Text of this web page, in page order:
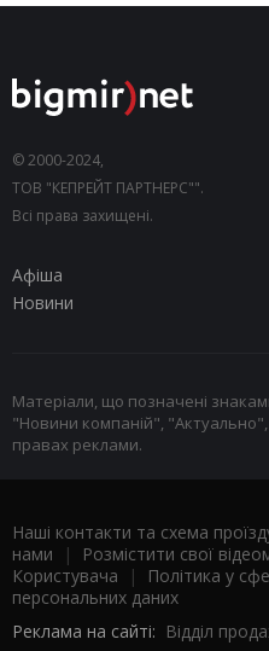
© 2000-2024,
ТОВ "КЕПРЕЙТ ПАРТНЕРС"".
Всі права захищені.
Афіша
Новини
Матеріали, що позначені
"Новини компаній",
правах реклами.
Наші контакти та схема
нами | Розмістити свої
Користувача |
Політика у
персональних даних
Реклама на сайті: Відділ